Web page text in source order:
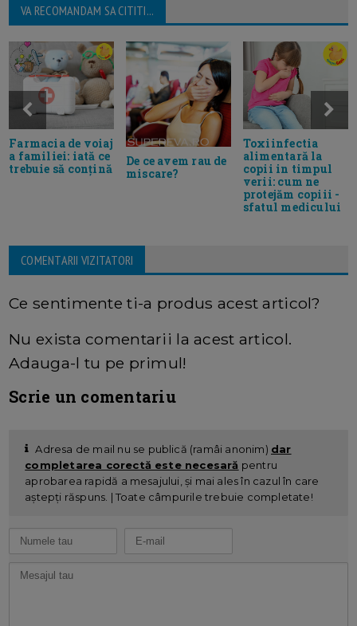
VA RECOMANDAM SA CITITI...
Farmacia de voiaj
a familiei: iată ce
trebuie să conțină
De ce avem rau de
miscare?
Toxiinfectia
alimentară la
copii in timpul
verii: cum ne
protejăm copiii -
sfatul medicului
COMENTARII VIZITATORI
Ce sentimente ti-a produs acest articol?
Nu exista comentarii la acest articol.
Adauga-l tu pe primul!
Scrie un comentariu
Adresa de mail nu se publică (ramâi anonim) dar
completarea corectă este necesară pentru
aprobarea rapidă a mesajului, și mai ales în cazul în care
aștepți răspuns. | Toate câmpurile trebuie completate!